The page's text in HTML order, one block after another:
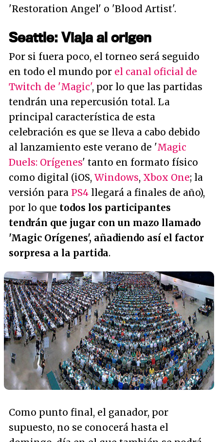
'Restoration Angel' o 'Blood Artist'.
Seattle: Viaja al origen
Por si fuera poco, el torneo será seguido
en todo el mundo por el canal oficial de
Twitch de 'Magic', por lo que las partidas
tendrán una repercusión total. La
principal característica de esta
celebración es que se lleva a cabo debido
al lanzamiento este verano de 'Magic
Duels: Orígenes' tanto en formato físico
como digital (iOS, Windows, Xbox One; la
versión para PS4 llegará a finales de año),
por lo que todos los participantes
tendrán que jugar con un mazo llamado
'Magic Orígenes', añadiendo así el factor
sorpresa a la partida.
Como punto final, el ganador, por
supuesto, no se conocerá hasta el